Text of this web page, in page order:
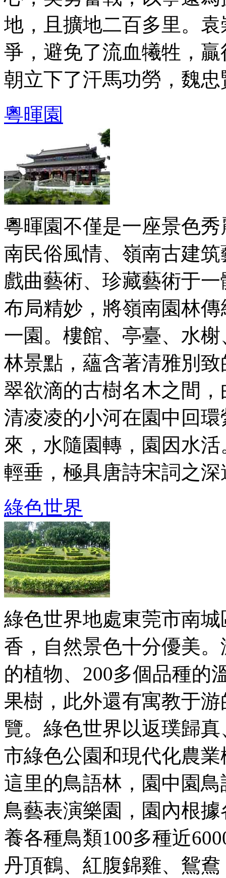
地，且擴地二百多里。
爭，避免了流血犧牲，
朝立下了汗馬功勞，魏
粵暉園
粵暉園不僅是一座景色
南民俗風情、嶺南古建
戲曲藝術、珍藏藝術于
布局精妙，將嶺南園林
一園。樓館、亭臺、水
林景點，蘊含著清雅別
翠欲滴的古樹名木之間
清凌凌的小河在園中回
來，水隨園轉，園因水
輕垂，極具唐詩宋詞之
綠色世界
綠色世界地處東莞市南
香，自然景色十分優美
的植物、200多個品種的
果樹，此外還有寓教于
覽。綠色世界以返璞歸
市綠色公園和現代化農
這里的鳥語林，園中園
鳥藝表演樂園，園內根
養各種鳥類100多種近
丹頂鶴、紅腹錦雞、鴛鴦